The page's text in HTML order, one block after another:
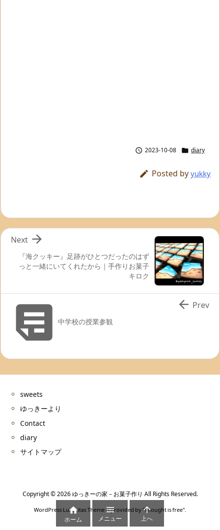
 2023-10-08  diary
 Posted by yukky
『海クッキー』足跡がひとつだったのはず
っと一緒にいてくれたから｜手作りお菓子
キロク

Next
中学校の授業参観
 Prev
sweets
ゆっきーより
Contact
diary
サイトマップ
Copyright ©2026 ゆっきーの家－お菓子作り All Rights Reserved.
WordPress Luxeritas Theme is provided by "Thought is free".

ホーム

メニュー

上へ